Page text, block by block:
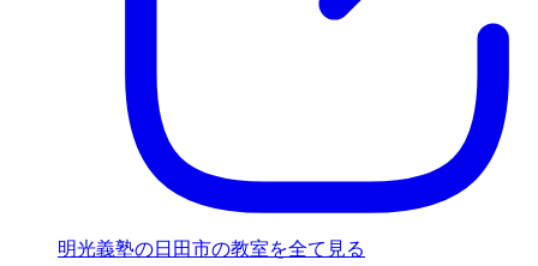
明光義塾の日田市の教室を全て見る